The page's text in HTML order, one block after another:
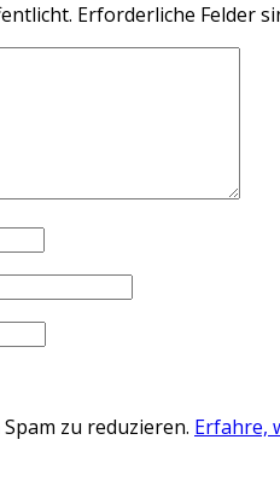
Erforderliche Felder
zu reduzieren. Erfahre,